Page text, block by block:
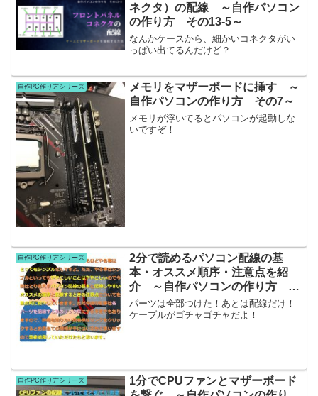
ネクタ）の配線 ～自作パソコン
の作り方 その13-5～
なんかケースから、細かいコネクタがい
っぱい出てるんだけど？
自作PC作り方シリーズ
メモリをマザーボードに挿す ～
自作パソコンの作り方 その7～
メモリが浮いてるとパソコンが起動しな
いですぞ！
自作PC作り方シリーズ
2分で読めるパソコン配線の基
本・オススメ順序・注意点を紹
介 ～自作パソコンの作り方 そ
の13-0～
パーツは全部つけた！あとは配線だけ！
ケーブルがゴチャゴチャだよ！
自作PC作り方シリーズ
1分でCPUファンとマザーボード